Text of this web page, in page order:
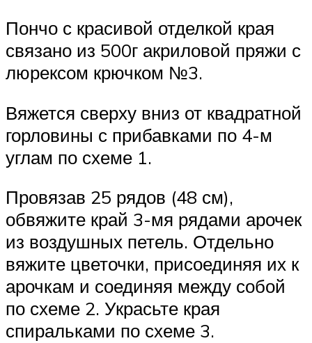
Пончо с красивой отделкой края
связано из 500г акриловой пряжи с
люрексом крючком №3.
Вяжется сверху вниз от квадратной
горловины с прибавками по 4-м
углам по схеме 1.
Провязав 25 рядов (48 см),
обвяжите край 3-мя рядами арочек
из воздушных петель. Отдельно
вяжите цветочки, присоединяя их к
арочкам и соединяя между собой
по схеме 2. Украсьте края
спиральками по схеме 3.